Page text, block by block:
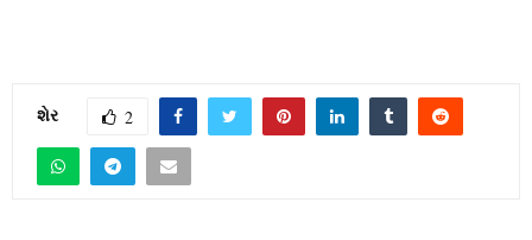
શેર 2